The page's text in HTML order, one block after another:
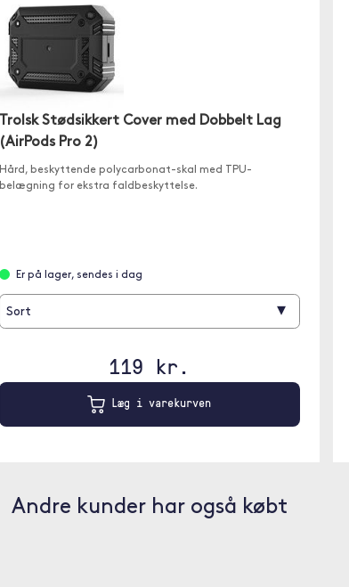
Trolsk Stødsikkert Cover med Dobbelt Lag
(AirPods Pro 2)
Hård, beskyttende polycarbonat-skal med TPU-
belægning for ekstra faldbeskyttelse.
Er på lager, sendes i dag
Sort ▾
119 kr.
Læg i varekurven
Andre kunder har også købt